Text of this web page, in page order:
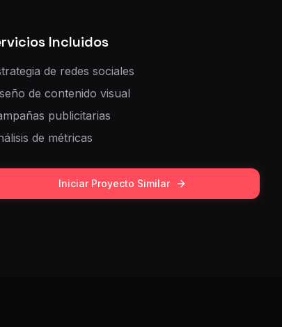
Incluidos
de redes sociales
de contenido visual
publicitarias
de métricas
Iniciar Proyecto Similar